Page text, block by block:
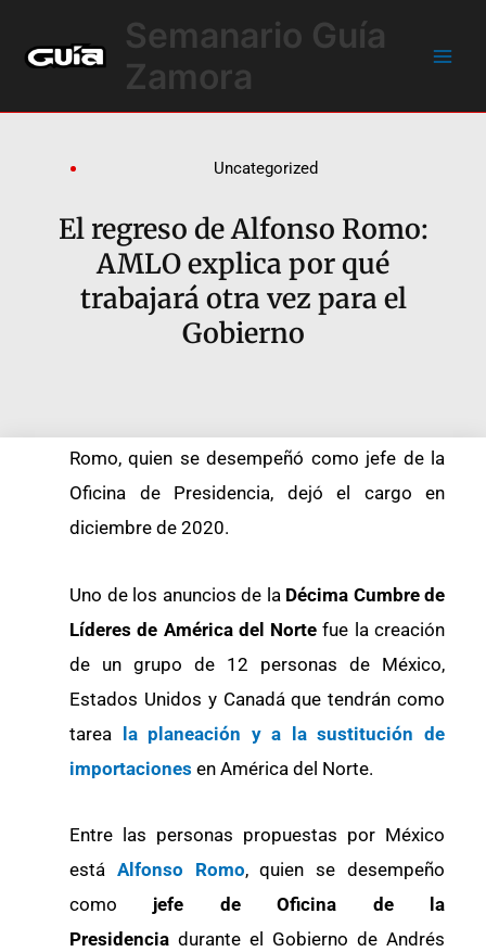
contenido
Semanario Guía
Zamora
Uncategorized
El regreso de Alfonso Romo:
AMLO explica por qué
trabajará otra vez para el
Gobierno
Romo, quien se desempeñó como jefe de la
Oficina de Presidencia, dejó el cargo en
diciembre de 2020.
Uno de los anuncios de la Décima Cumbre de
Líderes de América del Nortefue la creación
de un grupo de 12 personas de México,
Estados Unidos y Canadá que tendrán como
tarea la planeación y a la sustitución de
importaciones en América del Norte.
Entre las personas propuestas por México
está Alfonso Romo, quien se desempeño
como jefe de Oficina de la
Presidencia durante el Gobierno de Andrés